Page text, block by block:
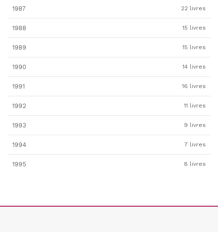
1987 22 livres
1988 15 livres
1989 15 livres
1990 14 livres
1991 16 livres
1992 11 livres
1993 9 livres
1994 7 livres
1995 8 livres